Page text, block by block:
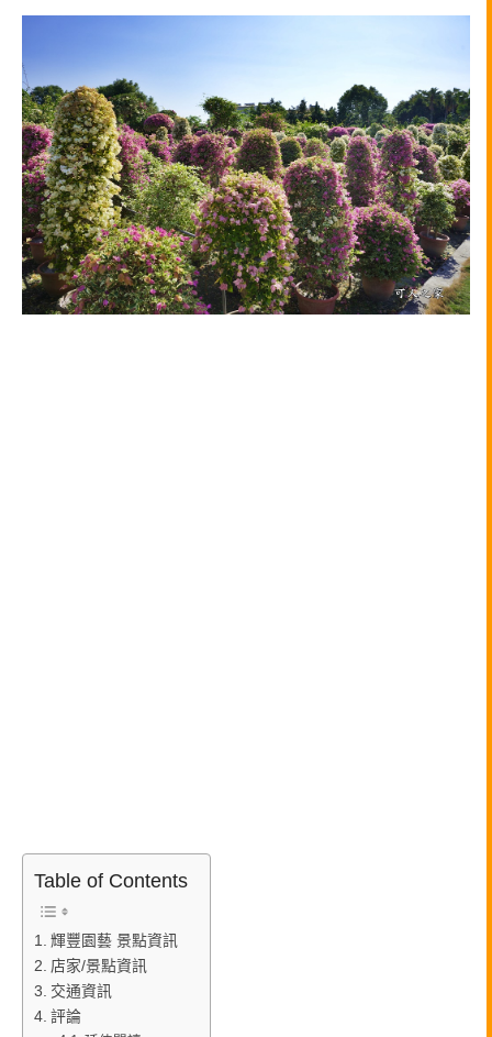
Table of Contents
輝豐園藝 景點資訊
店家/景點資訊
交通資訊
評論